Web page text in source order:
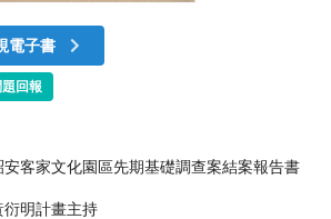
電子書
題回報
安客家文化園區先期基礎調查案結案報告書
衍明計畫主持